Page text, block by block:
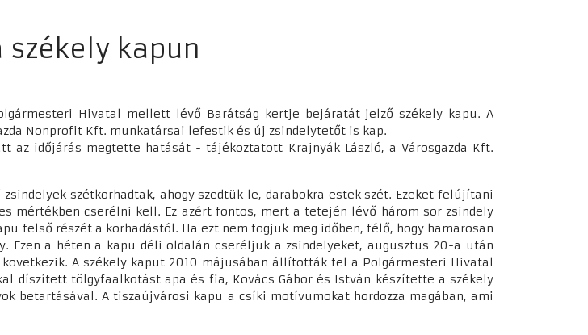
székely kapun
Hivatal mellett lévő Barátság kertje bejáratát jelző székely kapu. A
Nonprofit Kft. munkatársai lefestik és új zsindelytetőt is kap.
az időjárás megtette hatását - tájékoztatott Krajnyák László, a Városgazda Kft.
szétkorhadtak, ahogy szedtük le, darabokra estek szét. Ezeket felújítani
mértékben cserélni kell. Ez azért fontos, mert a tetején lévő három sor zsindely
felső részét a korhadástól. Ha ezt nem fogjuk meg időben, félő, hogy hamarosan
Ezen a héten a kapu déli oldalán cseréljük a zsindelyeket, augusztus 20-a után
következik. A székely kaput 2010 májusában állították fel a Polgármesteri Hivatal
díszített tölgyfaalkotást apa és fia, Kovács Gábor és István készítette a székely
betartásával. A tiszaújvárosi kapu a csíki motívumokat hordozza magában, ami